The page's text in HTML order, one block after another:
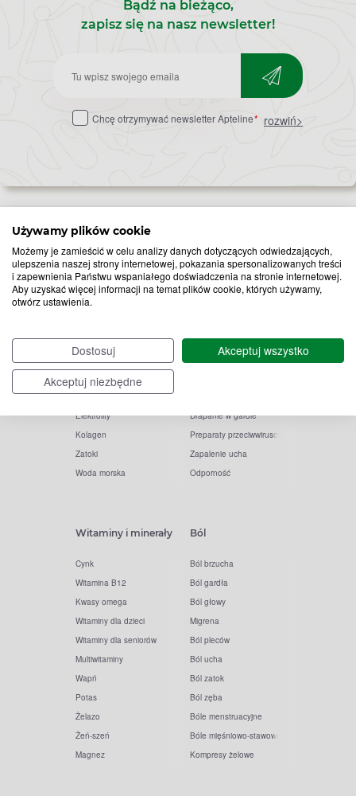
Używamy plików cookie
Możemy je zamieścić w celu analizy danych dotyczących odwiedzających,
ulepszenia naszej strony internetowej, pokazania spersonalizowanych treści
i zapewnienia Państwu wspaniałego doświadczenia na stronie internetowej.
Aby uzyskać więcej informacji na temat plików cookie, których używamy,
otwórz ustawienia.
Dostosuj
Akceptuj wszystko
Akceptuj niezbędne
Bądź na bieżąco,
zapisz się na nasz newsletter!
Zapisz
do
Chcę otrzymywać newsletter Apteline* rozwiń>
Popularne zapytania
Witamina D
Witamina C
Tran
Paracetamol
Ibuprofen
Melatonina
Elektrolity
Kolagen
Zatoki
Woda morska
Przeziębienie i grypa
Termometry
Katar
Drapanie w gardle
Preparaty przeciwwirusowe
Zapalenie ucha
Odporność
Witaminy i minerały
Cynk
Witamina B12
Kwasy omega
Witaminy dla dzieci
Witaminy dla seniorów
Multiwitaminy
Wapń
Potas
Żelazo
Żeń-szeń
Magnez
Ból
Ból brzucha
Ból gardła
Ból głowy
Migrena
Ból pleców
Ból ucha
Ból zatok
Ból zęba
Bóle menstruacyjne
Bóle mięśniowo-stawowe
Kompresy żelowe